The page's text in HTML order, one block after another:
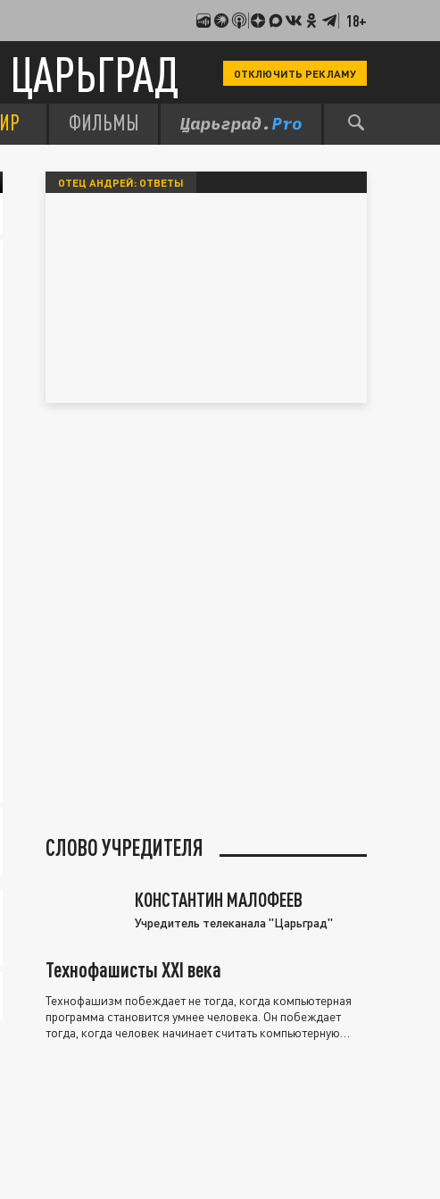
18+
ЦАРЬГРАД ОТКЛЮЧИТЬ РЕКЛАМУ
ФИЛЬМЫ
ОТЕЦ АНДРЕЙ: ОТВЕТЫ
СЛОВО УЧРЕДИТЕЛЯ
КОНСТАНТИН МАЛОФЕЕВ
Учредитель телеканала "Царьград"
Технофашисты XXI века
Технофашизм побеждает не тогда, когда компьютерная
программа становится умнее человека. Он побеждает
тогда, когда человек начинает считать компьютерную